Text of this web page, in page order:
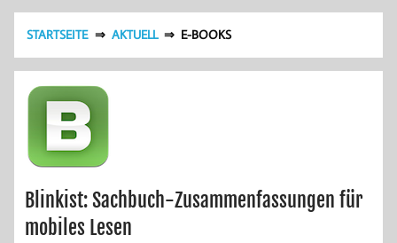
STARTSEITE AKTUELL E-BOOKS
Blinkist: Sachbuch-Zusammenfassungen für
mobiles Lesen